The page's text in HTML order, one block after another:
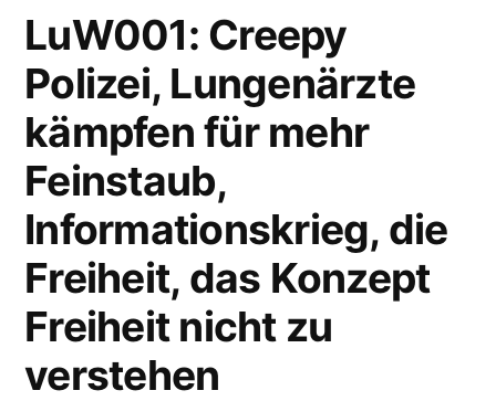
LuW001: Creepy
Polizei, Lungenärzte
kämpfen für mehr
Feinstaub,
Informationskrieg, die
Freiheit, das Konzept
Freiheit nicht zu
verstehen